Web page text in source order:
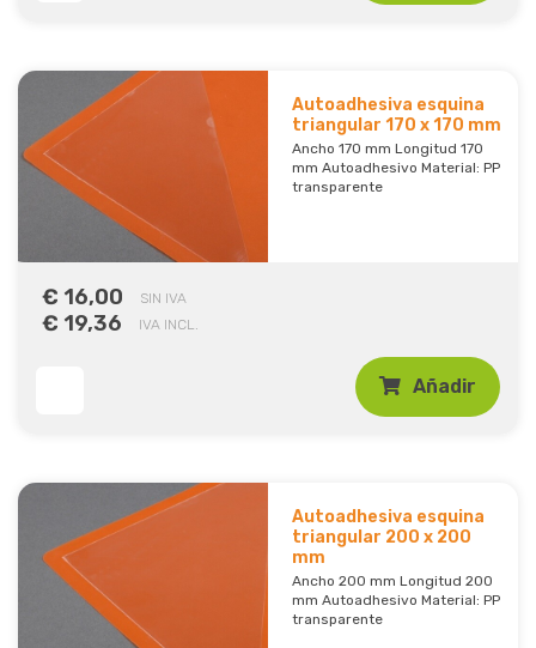
Autoadhesiva esquina
triangular 170 x 170 mm
Ancho 170 mm Longitud 170
mm Autoadhesivo Material: PP
transparente
€ 16,00 SIN IVA
€ 19,36 IVA INCL.
Añadir
Autoadhesiva esquina
triangular 200 x 200
mm
Ancho 200 mm Longitud 200
mm Autoadhesivo Material: PP
transparente